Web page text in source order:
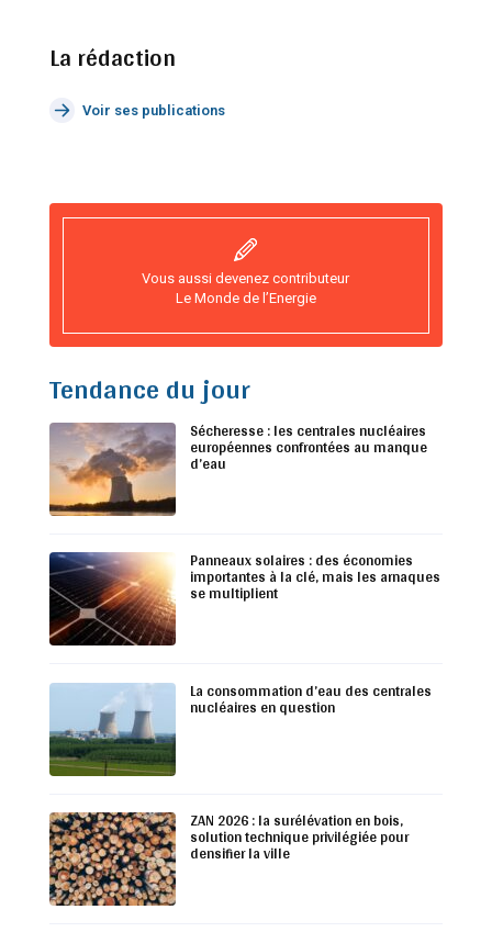
La rédaction
Voir ses publications
Vous aussi devenez contributeur
Le Monde de l’Energie
Tendance du jour
Sécheresse : les centrales nucléaires
européennes confrontées au manque
d’eau
Panneaux solaires : des économies
importantes à la clé, mais les arnaques
se multiplient
La consommation d’eau des centrales
nucléaires en question
ZAN 2026 : la surélévation en bois,
solution technique privilégiée pour
densifier la ville